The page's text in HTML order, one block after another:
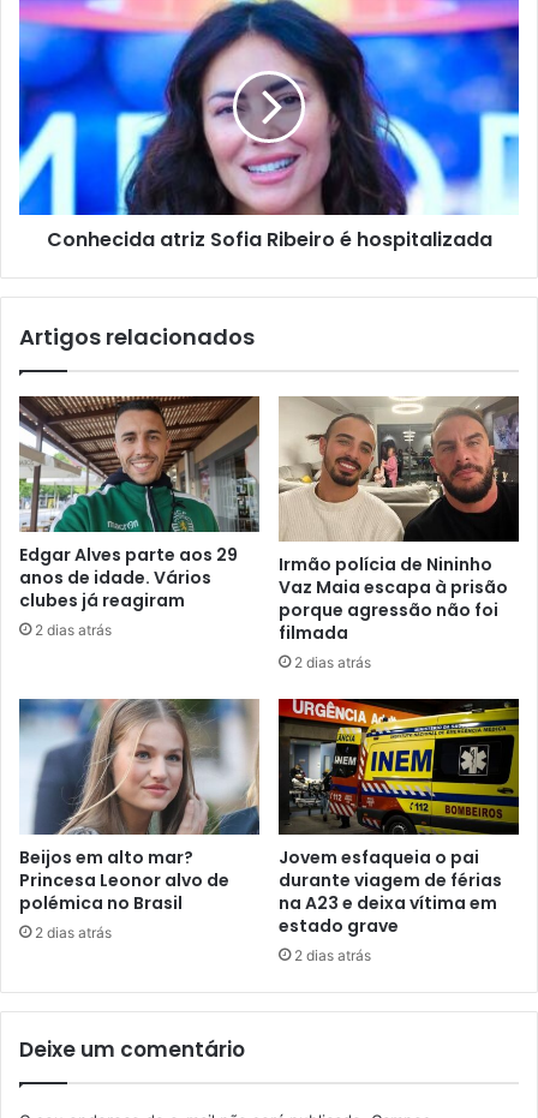
Conhecida atriz Sofia Ribeiro é hospitalizada
Artigos relacionados
Edgar Alves parte aos 29
anos de idade. Vários
clubes já reagiram
2 dias atrás
Irmão polícia de Nininho
Vaz Maia escapa à prisão
porque agressão não foi
filmada
2 dias atrás
Beijos em alto mar?
Princesa Leonor alvo de
polémica no Brasil
2 dias atrás
Jovem esfaqueia o pai
durante viagem de férias
na A23 e deixa vítima em
estado grave
2 dias atrás
Deixe um comentário